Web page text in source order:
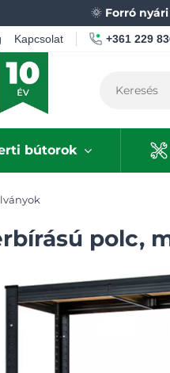
🌞 Forró
Kapcsolat +361 229
bútorok
polc,